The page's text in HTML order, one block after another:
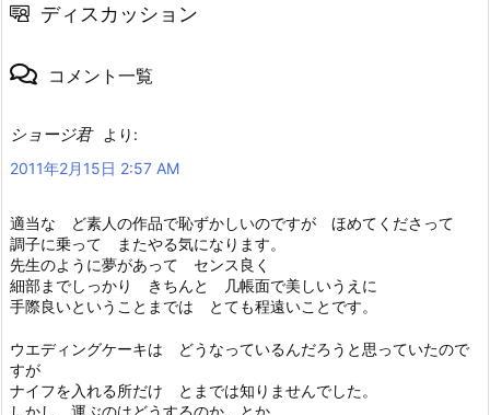
ディスカッション
コメント一覧
ショージ君
より:
2011年2月15日 2:57 AM
適当な ど素人の作品で恥ずかしいのですが ほめてくださって
調子に乗って またやる気になります。
先生のように夢があって センス良く
細部までしっかり きちんと 几帳面で美しいうえに
手際良いということまでは とても程遠いことです。
ウエディングケーキは どうなっているんだろうと思っていたので
すが
ナイフを入れる所だけ とまでは知りませんでした。